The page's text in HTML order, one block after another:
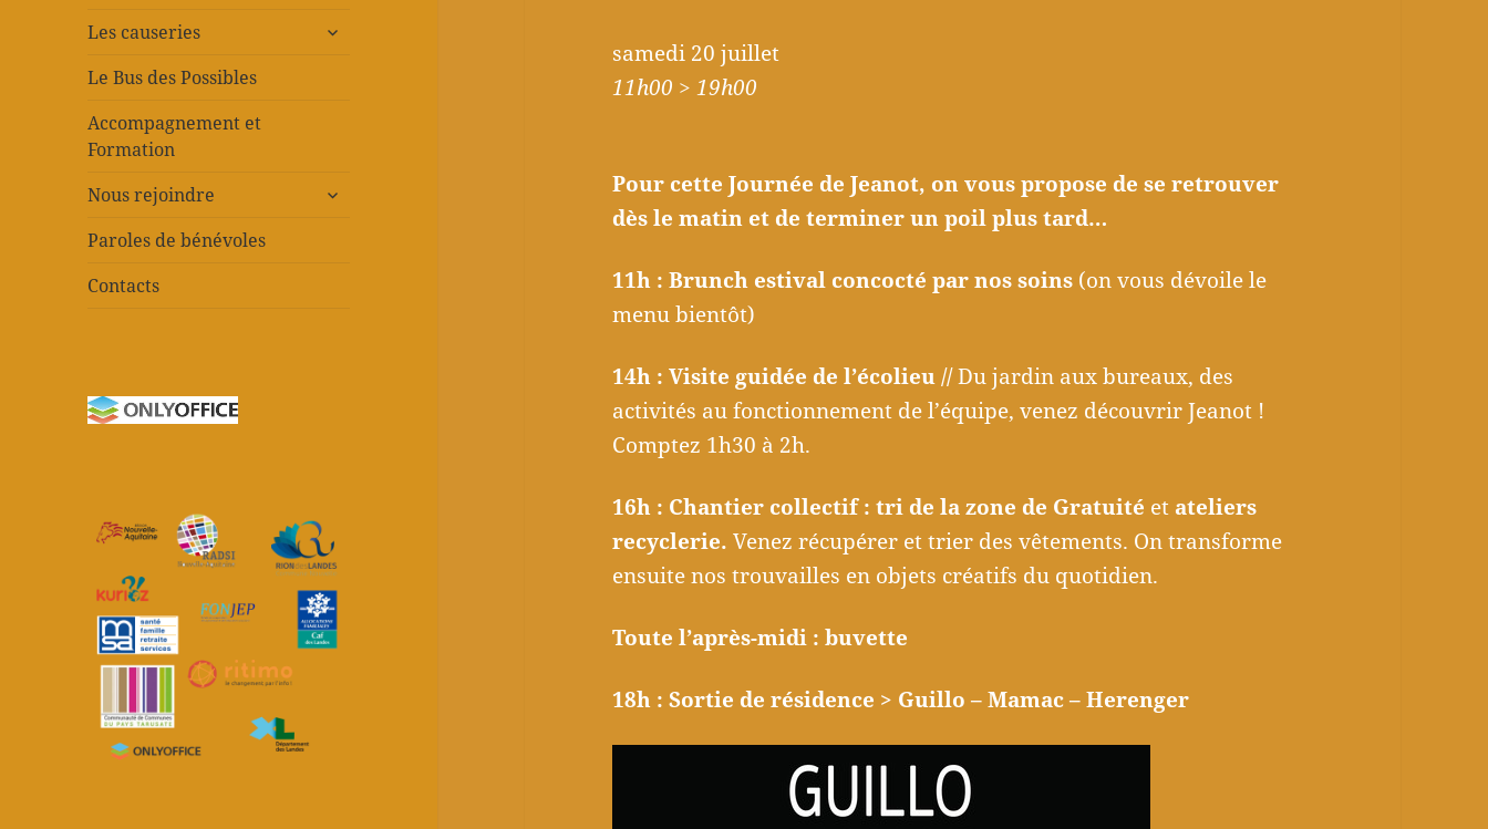
Les causeries
ouvrir
Le Bus des Possibles
Accompagnement et
Formation
Nous rejoindre
ouvrir
Paroles de bénévoles
Contacts
samedi 20 juillet
11h00 > 19h00
Pour cette Journée de Jeanot, on vous propose de se retrouver
dès le matin et de terminer un poil plus tard…
11h : Brunch estival concocté par nos soins (on vous dévoile le
menu bientôt)
14h : Visite guidée de l’écolieu //Du jardin aux bureaux, des
activités au fonctionnement de l’équipe, venez découvrir Jeanot !
Comptez 1h30 à 2h.
16h : Chantier collectif : tri de la zone de Gratuité et ateliers
recyclerie.Venez récupérer et trier des vêtements. On transforme
ensuite nos trouvailles en objets créatifs du quotidien.
Toute l’après-midi : buvette
18h : Sortie de résidence > Guillo – Mamac – Herenger